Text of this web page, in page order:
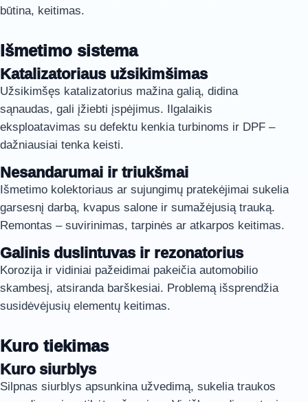
būtina, keitimas.
Išmetimo sistema
Katalizatoriaus užsikimšimas
Užsikimšęs katalizatorius mažina galią, didina
sąnaudas, gali įžiebti įspėjimus. Ilgalaikis
eksploatavimas su defektu kenkia turbinoms ir DPF –
dažniausiai tenka keisti.
Nesandarumai ir triukšmai
Išmetimo kolektoriaus ar sujungimų pratekėjimai sukelia
garsesnį darbą, kvapus salone ir sumažėjusią trauką.
Remontas – suvirinimas, tarpinės ar atkarpos keitimas.
Galinis duslintuvas ir rezonatorius
Korozija ir vidiniai pažeidimai pakeičia automobilio
skambesį, atsiranda barškesiai. Problemą išsprendžia
susidėvėjusių elementų keitimas.
Kuro tiekimas
Kuro siurblys
Silpnas siurblys apsunkina užvedimą, sukelia traukos